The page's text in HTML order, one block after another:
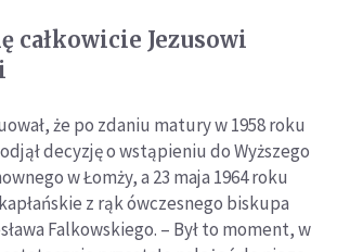
całkowicie Jezusowi
że po zdaniu matury w 1958 roku
decyzję o wstąpieniu do Wyższego
w Łomży, a 23 maja 1964 roku
z rąk ówczesnego biskupa
Falkowskiego. – Był to moment, w